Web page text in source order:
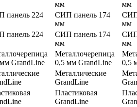
мм
мм
панель 224
СИП панель 174
мм
СИП
мм
панель 224
СИП панель 174
мм
СИП
мм
GrandLine
Металлочерепица
0,5 мм GrandLine
0,5
Металлические
GrandLine
Пластиковая
GrandLine